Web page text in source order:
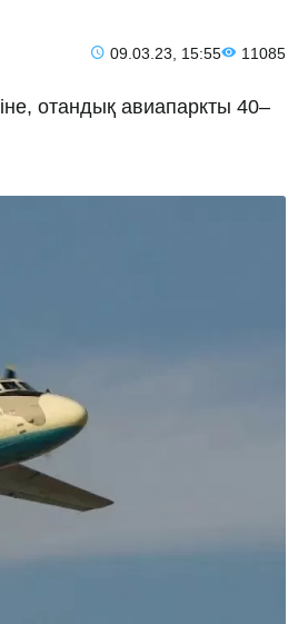
09.03.23, 15:55 11085
отандық авиапаркты 40–